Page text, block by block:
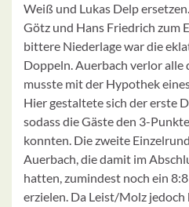
Weiß und Lukas Delp
Götz und Hans Friedrich zum
bittere Niederlage war die
Doppeln. Auerbach verlor alle
musste mit der Hypothek
Hier gestaltete sich der erste
sodass die Gäste den 3-
konnten. Die zweite
Auerbach, die damit im
hatten, zumindest noch ein
erzielen. Da Leist/Molz